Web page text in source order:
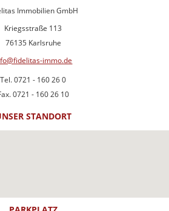
Immobilien GmbH
Kriegsstraße 113
76135 Karlsruhe
immo.de
Tel. 0721 - 160 26 0
0721 - 160 26 10
STANDORT